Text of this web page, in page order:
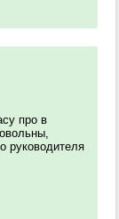
про в
руководителя